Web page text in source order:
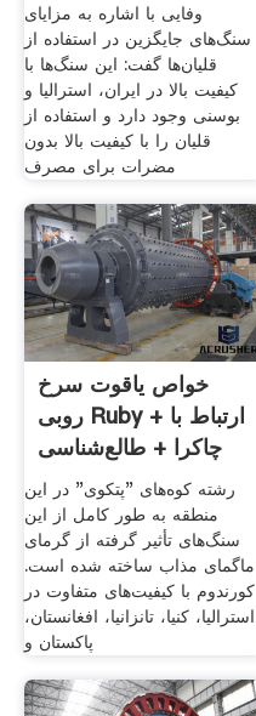
وفایی با اشاره به مزایای
سنگ‌های جایگزین در استفاده از
قلیان‌ها گفت: این سنگ‌ها با
کیفیت بالا در ایران، استرالیا و
بوسنی وجود دارد و استفاده از
قلیان را با کیفیت بالا بدون
مضرات برای مصرف
خواص یاقوت سرخ
روبی Ruby + ارتباط با
چاکرا + طالع‌شناسی
رشته کوه‌های "پتکوی" در این
منطقه به طور کامل از این
سنگ‌های تأثیر گرفته از گرمای
ماگمای مذاب ساخته شده است.
کورندوم با کیفیت‌های متفاوت در
استرالیا، کنیا، تانزانیا، افغانستان،
پاکستان و